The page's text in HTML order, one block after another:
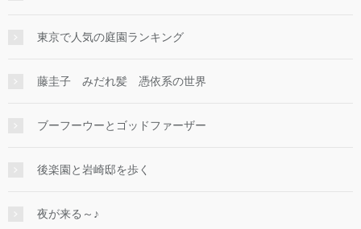
東京で人気の庭園ランキング
藤圭子 みだれ髪 憑依系の世界
ブーフーウーとゴッドファーザー
後楽園と岩崎邸を歩く
夜が来る～♪